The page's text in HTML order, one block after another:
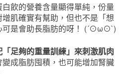
飲的營養含量顯得單純，份量
肌確實有幫助，但也不是「想
可是會助長脂肪的呀！ (´⊙ω⊙`)
足夠的重量訓練」來刺激肌肉
變成脂肪囤積，也可能增加腎臟